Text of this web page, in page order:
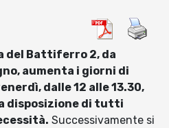
del Battiferro 2, da
aumenta i giorni di
dalle 12 alle 13.30,
disposizione di tutti
Successivamente si